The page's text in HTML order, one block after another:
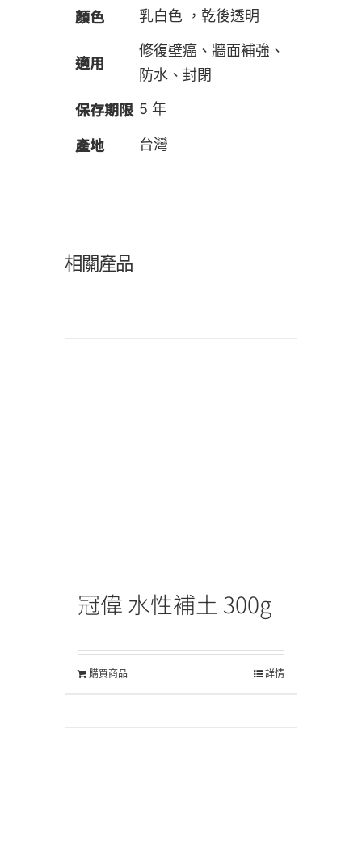
顏色 乳白色 ，乾後透明
適用
修復壁癌、牆面補強、
防水、封閉
保存期限 5 年
產地 台灣
相關產品
冠偉 水性補土 300g
購買商品 詳情